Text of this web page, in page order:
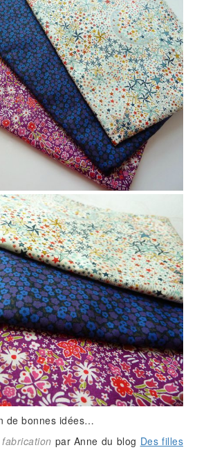
de bonnes idées…
par Anne du blog Des filles